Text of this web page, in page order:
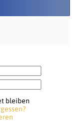
bleiben